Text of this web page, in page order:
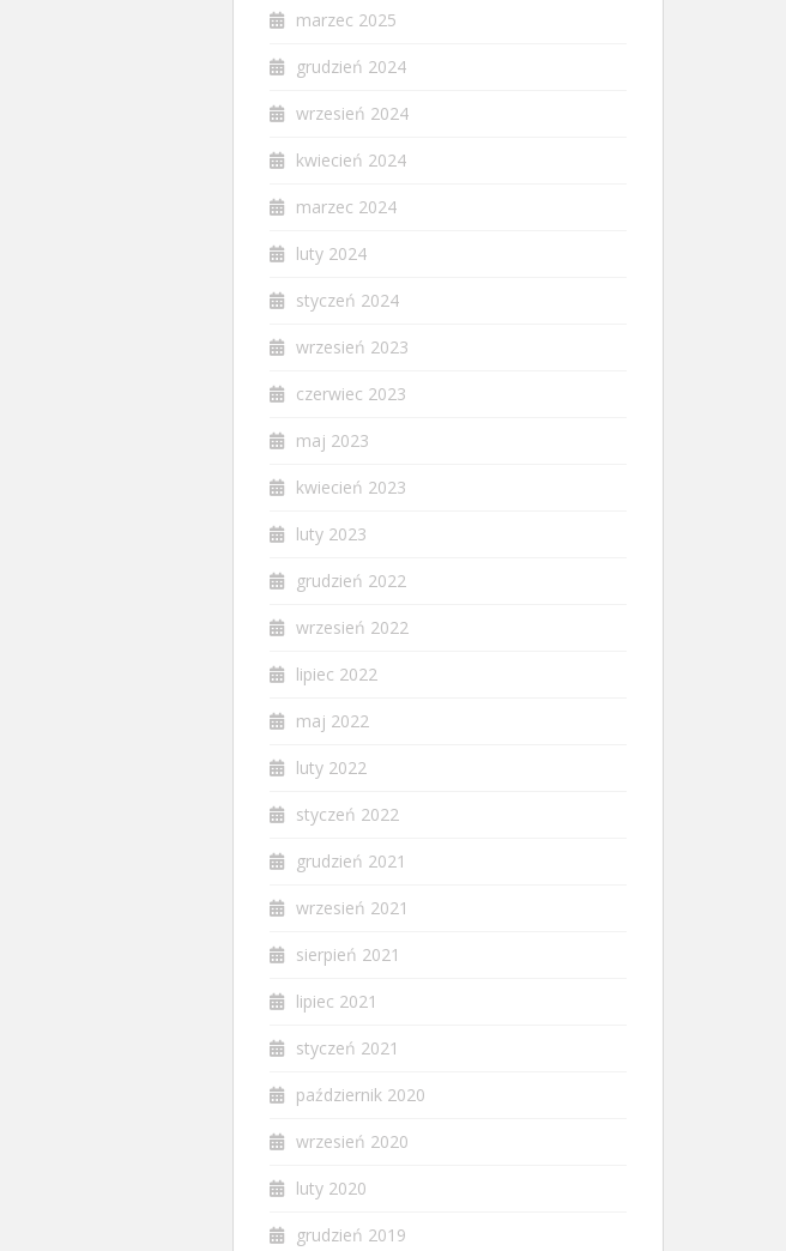
marzec 2025
grudzień 2024
wrzesień 2024
kwiecień 2024
marzec 2024
luty 2024
styczeń 2024
wrzesień 2023
czerwiec 2023
maj 2023
kwiecień 2023
luty 2023
grudzień 2022
wrzesień 2022
lipiec 2022
maj 2022
luty 2022
styczeń 2022
grudzień 2021
wrzesień 2021
sierpień 2021
lipiec 2021
styczeń 2021
październik 2020
wrzesień 2020
luty 2020
grudzień 2019